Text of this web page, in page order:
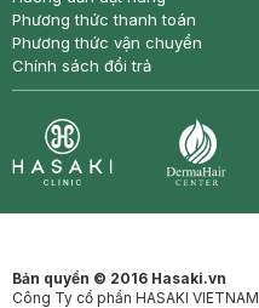
Phương thức thanh toán
Phương thức vận chuyển
Chính sách đổi trả
Bản quyền © 2016 Hasaki.vn
Công Ty cổ phần HASAKI VIETNAM